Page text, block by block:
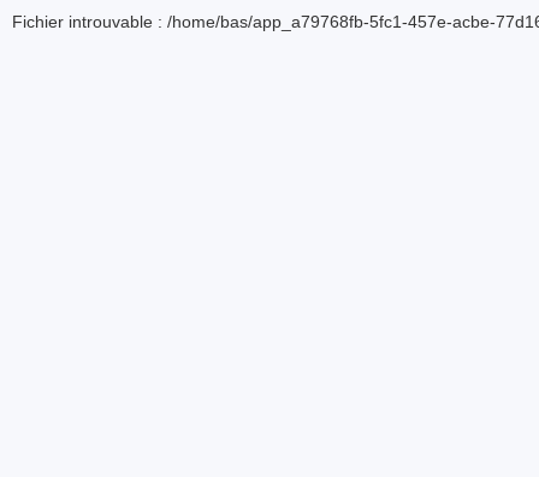
Fichier introuvable : /home/bas/app_a79768fb-5fc1-457e-acbe-